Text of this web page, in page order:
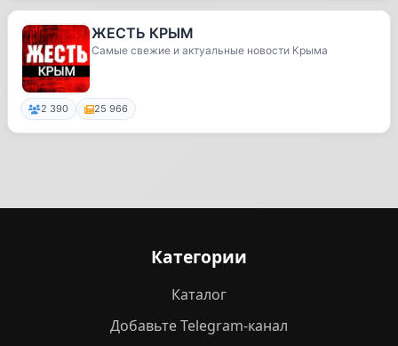
ЖЕСТЬ КРЫМ
Самые свежие и актуальные новости Крыма
2 390 25 966
Категории
Каталог
Добавьте Telegram-канал